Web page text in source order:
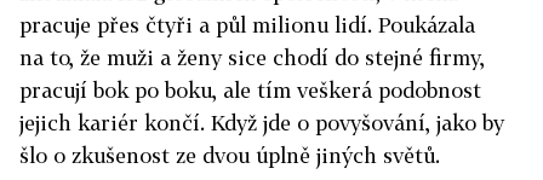
pracuje přes čtyři a půl milionu lidí. Poukázala
na to, že muži a ženy sice chodí do stejné firmy,
pracují bok po boku, ale tím veškerá podobnost
jejich kariér končí. Když jde o povyšování, jako by
šlo o zkušenost ze dvou úplně jiných světů.